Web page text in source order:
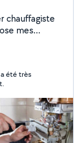
mes
et
été très